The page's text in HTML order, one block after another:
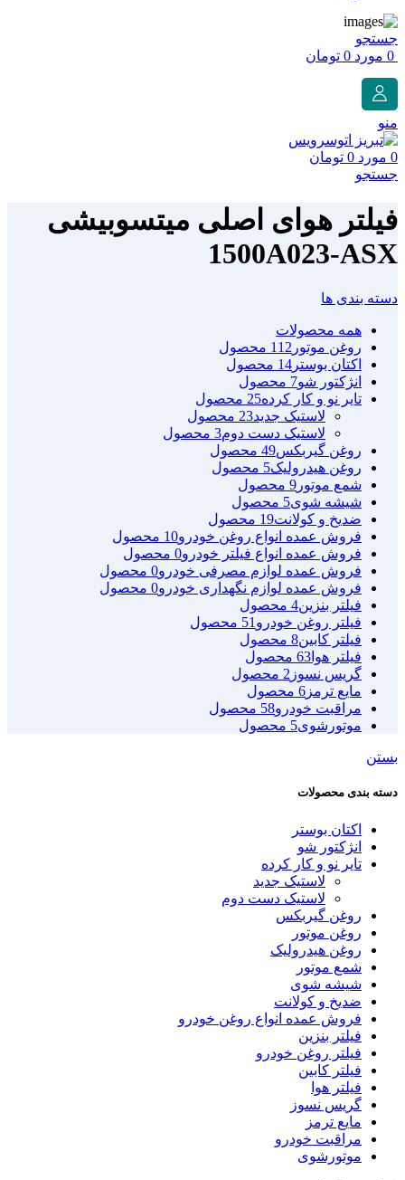
جستجو
0 مورد 0 تومان
منو
0 مورد 0 تومان
جستجو
فیلتر هوای اصلی میتسوبیشی
1500A023-ASX
دسته بندی ها
همه محصولات
روغن موتور 112 محصول
اکتان بوستر 14 محصول
انژکتور شو7 محصول
تایر نو و کار کرده25 محصول
لاستیک جدید23 محصول
لاستیک دست دوم3 محصول
روغن گیربکس49 محصول
روغن هیدرولیک5 محصول
شمع موتور 9 محصول
شیشه شوی5 محصول
ضدیخ و کولانت19 محصول
فروش عمده انواع روغن خودرو10 محصول
فروش عمده انواع فیلتر خودرو0 محصول
فروش عمده لوازم مصرفی خودرو0 محصول
فروش عمده لوازم نگهداری خودرو0 محصول
فیلتر بنزین4 محصول
فیلتر روغن خودرو 51 محصول
فیلتر کابین8 محصول
فیلتر هوا 63 محصول
گریس نسوز 2 محصول
مایع ترمز 6 محصول
مراقبت خودرو58 محصول
موتورشوی5 محصول
بستن
دسته بندی محصولات
اکتان بوستر
انژکتور شو
تایر نو و کار کرده
لاستیک جدید
لاستیک دست دوم
روغن گیربکس
روغن موتور
روغن هیدرولیک
شمع موتور
شیشه شوی
ضدیخ و کولانت
فروش عمده انواع روغن خودرو
فیلتر بنزین
فیلتر روغن خودرو
فیلتر کابین
فیلتر هوا
گریس نسوز
مایع ترمز
مراقبت خودرو
موتورشوی